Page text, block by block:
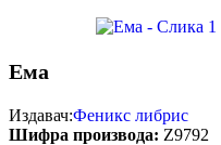
Ема
Издавач:Феникс либрис
Шифра производа: Z9792